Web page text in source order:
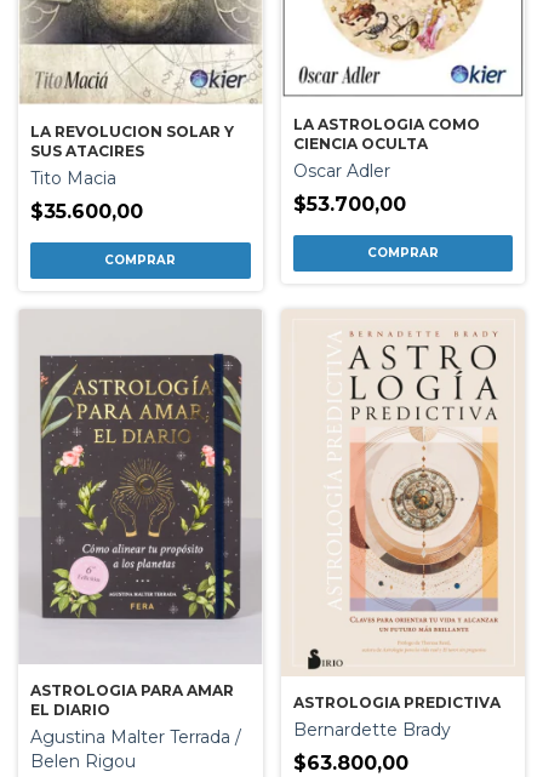
LA REVOLUCION SOLAR Y
SUS ATACIRES
Tito Macia
$35.600,00
LA ASTROLOGIA COMO
CIENCIA OCULTA
Oscar Adler
$53.700,00
ASTROLOGIA PARA AMAR
EL DIARIO
Agustina Malter Terrada /
Belen Rigou
ASTROLOGIA PREDICTIVA
Bernardette Brady
$63.800,00